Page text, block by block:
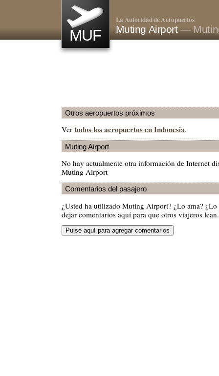
MUF
La Autoridad de Aeropuertos
Muting Airport—
Otros aeropuertos próximos
Ver todos los aeropuertos en Indonesia.
Muting Airport
No hay actualmente otra información de Internet
Muting Airport
Comentarios del pasajero
¿Usted ha utilizado Muting Airport? ¿Lo ama? ¿Lo
dejar comentarios aquí para que otros viajeros lean.